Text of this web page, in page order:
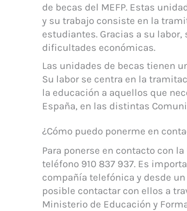
de becas del MEFP. Estas
y su trabajo consiste en la
estudiantes. Gracias a su
dificultades económicas.
Las unidades de becas tienen
Su labor se centra en la
la educación a aquellos que
España, en las distintas
¿Cómo puedo ponerme en
Para ponerse en contacto con
teléfono 910 837 937. Es
compañía telefónica y desde
posible contactar con ellos a
Ministerio de Educación y